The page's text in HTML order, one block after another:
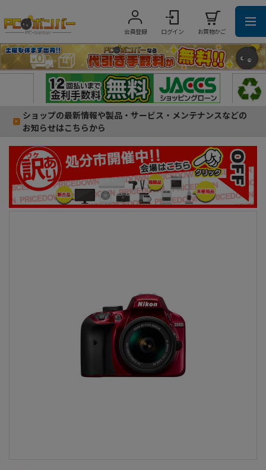
会員登録 ログイン お買物かご
ショップの最新情報や製品・サービス・メンテナンスなどの
お知らせはこちらから